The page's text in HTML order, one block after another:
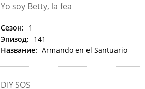
Yo soy Betty, la fea
Сезон: 1
Эпизод: 141
Название: Armando en el Santuario
DIY SOS